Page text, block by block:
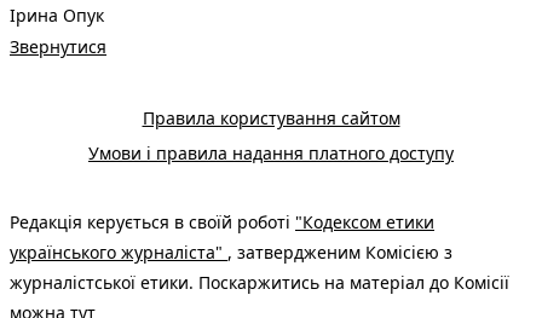
Ірина Опук
Звернутися
Правила користування сайтом
Умови і правила надання платного доступу
Редакція керується в своїй роботі "Кодексом етики
українського журналіста" , затвердженим Комісією з
журналістської етики. Поскаржитись на матеріал до Комісії
можна тут